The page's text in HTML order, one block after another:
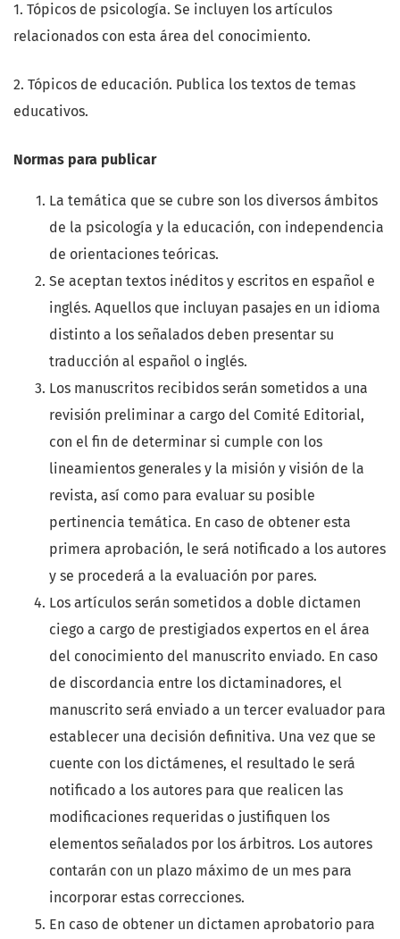
1. Tópicos de psicología. Se incluyen los artículos
relacionados con esta área del conocimiento.
2. Tópicos de educación. Publica los textos de temas
educativos.
Normas para publicar
La temática que se cubre son los diversos ámbitos
de la psicología y la educación, con independencia
de orientaciones teóricas.
Se aceptan textos inéditos y escritos en español e
inglés. Aquellos que incluyan pasajes en un idioma
distinto a los señalados deben presentar su
traducción al español o inglés.
Los manuscritos recibidos serán sometidos a una
revisión preliminar a cargo del Comité Editorial,
con el fin de determinar si cumple con los
lineamientos generales y la misión y visión de la
revista, así como para evaluar su posible
pertinencia temática. En caso de obtener esta
primera aprobación, le será notificado a los autores
y se procederá a la evaluación por pares.
Los artículos serán sometidos a doble dictamen
ciego a cargo de prestigiados expertos en el área
del conocimiento del manuscrito enviado. En caso
de discordancia entre los dictaminadores, el
manuscrito será enviado a un tercer evaluador para
establecer una decisión definitiva. Una vez que se
cuente con los dictámenes, el resultado le será
notificado a los autores para que realicen las
modificaciones requeridas o justifiquen los
elementos señalados por los árbitros. Los autores
contarán con un plazo máximo de un mes para
incorporar estas correcciones.
En caso de obtener un dictamen aprobatorio para